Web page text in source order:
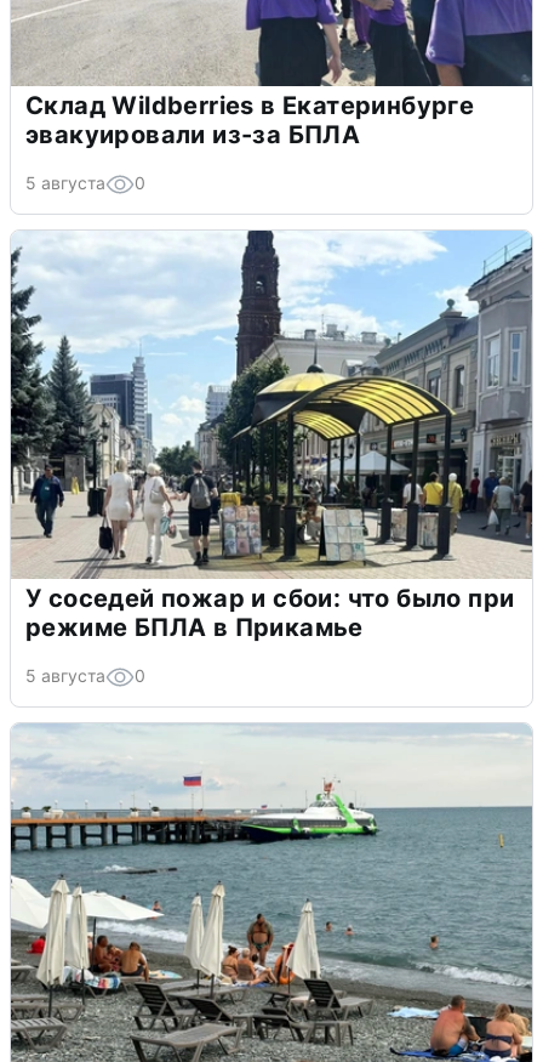
Склад Wildberries в Екатеринбурге
эвакуировали из-за БПЛА
5 августа 0
У соседей пожар и сбои: что было при
режиме БПЛА в Прикамье
5 августа 0